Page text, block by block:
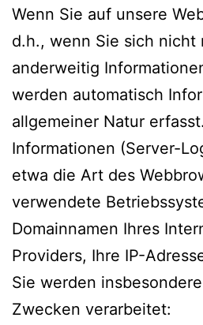
Wenn Sie auf unsere
d.h., wenn Sie sich nicht
anderweitig
werden automatisch
allgemeiner Natur
Informationen (Server-
etwa die Art des
verwendete
Domainnamen Ihres
Providers, Ihre IP-
Sie werden
Zwecken verarbeitet: